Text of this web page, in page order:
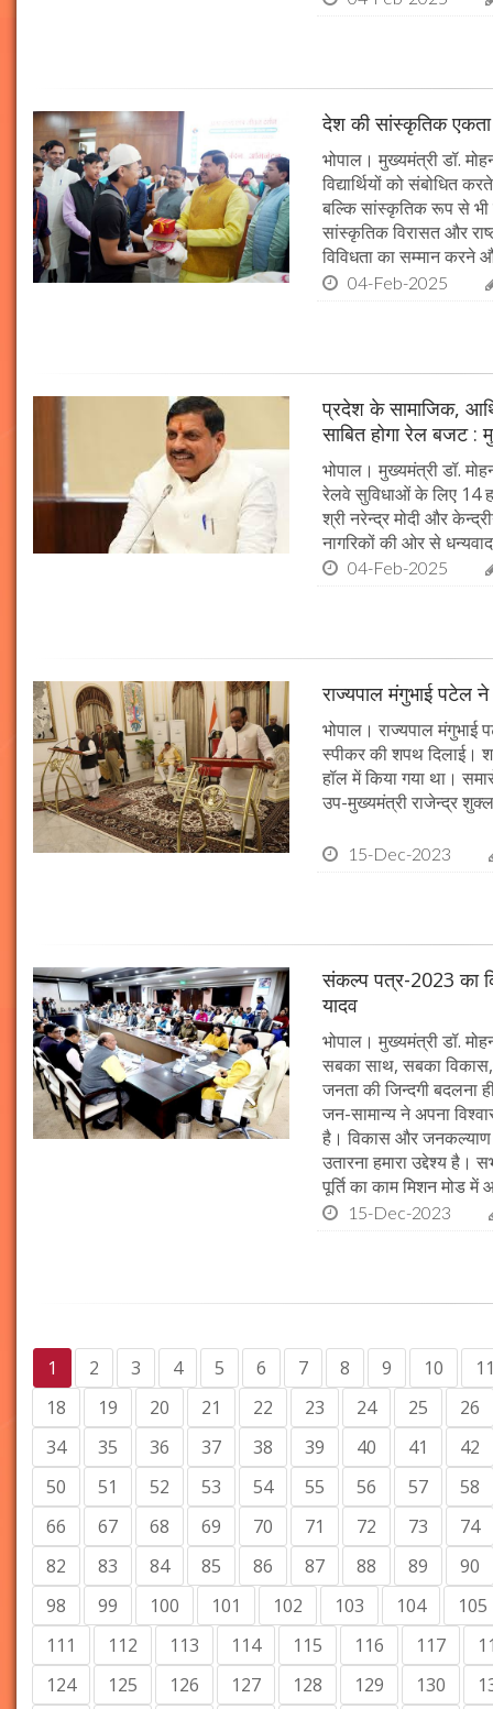
देश की सांस्कृतिक
भोपाल। मुख्यमंत्री डॉ.
विद्यार्थियों को संबोधित
बल्कि सांस्कृतिक रूप से भी
सांस्कृतिक विरासत और
विविधता का सम्मान
04-Feb-2025
प्रदेश के सामाजिक,
साबित होगा रेल बजट :
भोपाल। मुख्यमंत्री डॉ.
रेलवे सुविधाओं के लिए 14
श्री नरेन्द्र मोदी और
नागरिकों की ओर से
04-Feb-2025
राज्यपाल मंगुभाई पटेल ने
भोपाल। राज्यपाल मंगुभाई
स्पीकर की शपथ दिलाई।
हॉल में किया गया था।
उप-मुख्यमंत्री राजेन्द्र
15-Dec-2023
संकल्प पत्र-2023 का
यादव
भोपाल। मुख्यमंत्री डॉ.
सबका साथ, सबका
जनता की जिन्दगी बदलना
जन-सामान्य ने अपना
है। विकास और
उतारना हमारा उद्देश्य
पूर्ति का काम मिशन मोड
15-Dec-2023
1 2 3 4 5 6 7 8 9 10
18
19 20 21 22 23 24 25
26
34
35 36 37 38 39 40 41
42
50
51 52 53 54 55 56 57
58
66
67 68 69 70 71 72 73
74
82
83 84 85 86 87 88 89
90
98
99 100 101 102 103 104
105
111
112 113 114 115 116 117
124
125 126 127 128 129 130